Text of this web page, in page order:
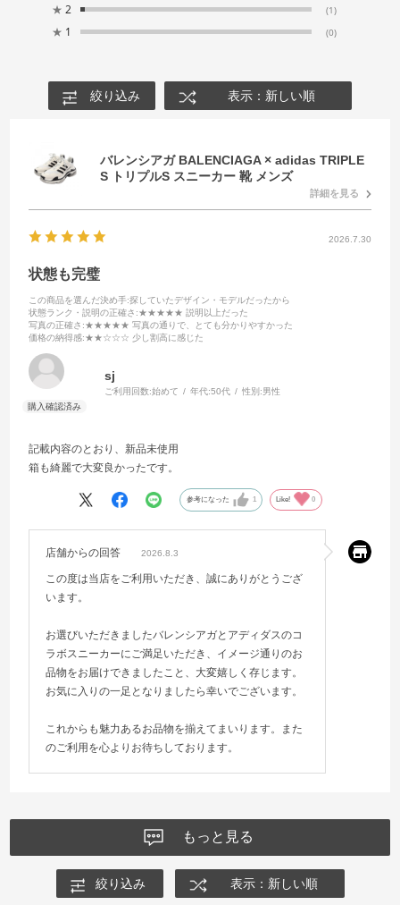
★ 2 (1)
★ 1 (0)
絞り込み 表示：新しい順
バレンシアガ BALENCIAGA × adidas TRIPLE
S トリプルS スニーカー 靴 メンズ
詳細を見る
2026.7.30
状態も完璧
この商品を選んだ決め手:探していたデザイン・モデルだったから
状態ランク・説明の正確さ :★★★★★ 説明以上だった
写真の正確さ :★★★★★ 写真の通りで、とても分かりやすかった
価格の納得感:★★☆☆☆ 少し割高に感じた
sj
ご利用回数:始めて 年代:50代 性別:男性
記載内容のとおり、新品未使用
箱も綺麗で大変良かったです。
参考になった 1 Like! 0
店舗からの回答 2026.8.3
この度は当店をご利用いただき、誠にありがとうござ
います。
お選びいただきましたバレンシアガとアディダスのコ
ラボスニーカーにご満足いただき、イメージ通りのお
品物をお届けできましたこと、大変嬉しく存じます。
お気に入りの一足となりましたら幸いでございます。
これからも魅力あるお品物を揃えてまいります。また
のご利用を心よりお待ちしております。
もっと見る
絞り込み 表示：新しい順